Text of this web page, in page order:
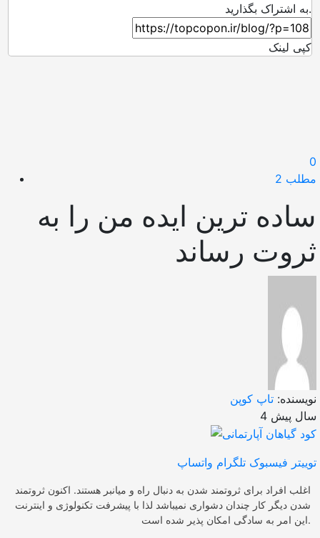
به اشتراک بگذارید.
کپی لینک
0
مطلب 2
ساده ترین ایده من را به
ثروت رساند
نویسنده: تاپ کوپن
4 سال پیش
توییتر فیسبوک تلگرام واتساپ
اغلب افراد برای ثروتمند شدن به دنبال راه و میانبر هستند. اکنون ثروتمند
شدن دیگر کار چندان دشواری نمیباشد لذا با پیشرفت تکنولوژی و اینترنت
این امر به سادگی امکان پذیر شده است.